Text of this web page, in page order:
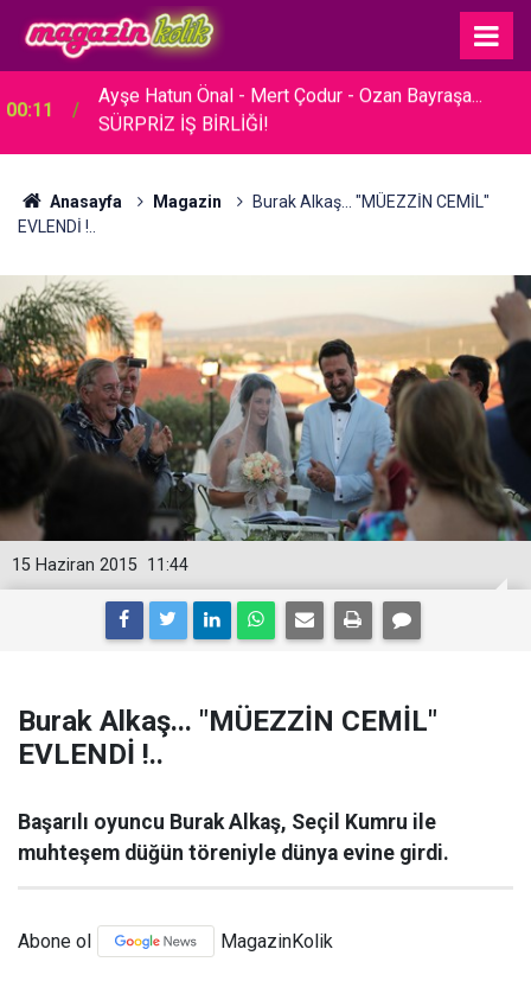
23:30 Hare Sürel... SADE BİR TÖRENLE EVLENDİ!
Anasayfa Magazin
Burak Alkaş... "MÜEZZİN CEMİL"
EVLENDİ !..
11:44
15 Haziran 2015
Burak Alkaş... "MÜEZZİN CEMİL"
EVLENDİ !..
Başarılı oyuncu Burak Alkaş, Seçil Kumru ile
muhteşem düğün töreniyle dünya evine girdi.
Abone ol MagazinKolik